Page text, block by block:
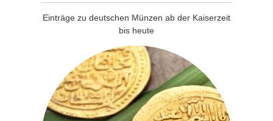
Einträge zu deutschen Münzen ab der Kaiserzeit
bis heute